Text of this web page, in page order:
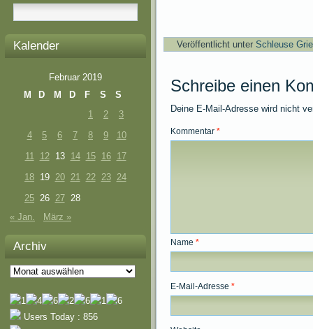
Kalender
Februar 2019
M
D M D F S
S
1
2
3
4
5 6 7 8 9
10
11
12 13 14 15 16
17
18 19 20 21 22 23 24
25 26 27 28
« Jan.
März »
Archiv
Archiv
Users Today : 856
Veröffentlicht unter Schleuse
Schreibe einen
Deine E-Mail-Adresse wird nicht
Kommentar *
Name *
E-Mail-Adresse *